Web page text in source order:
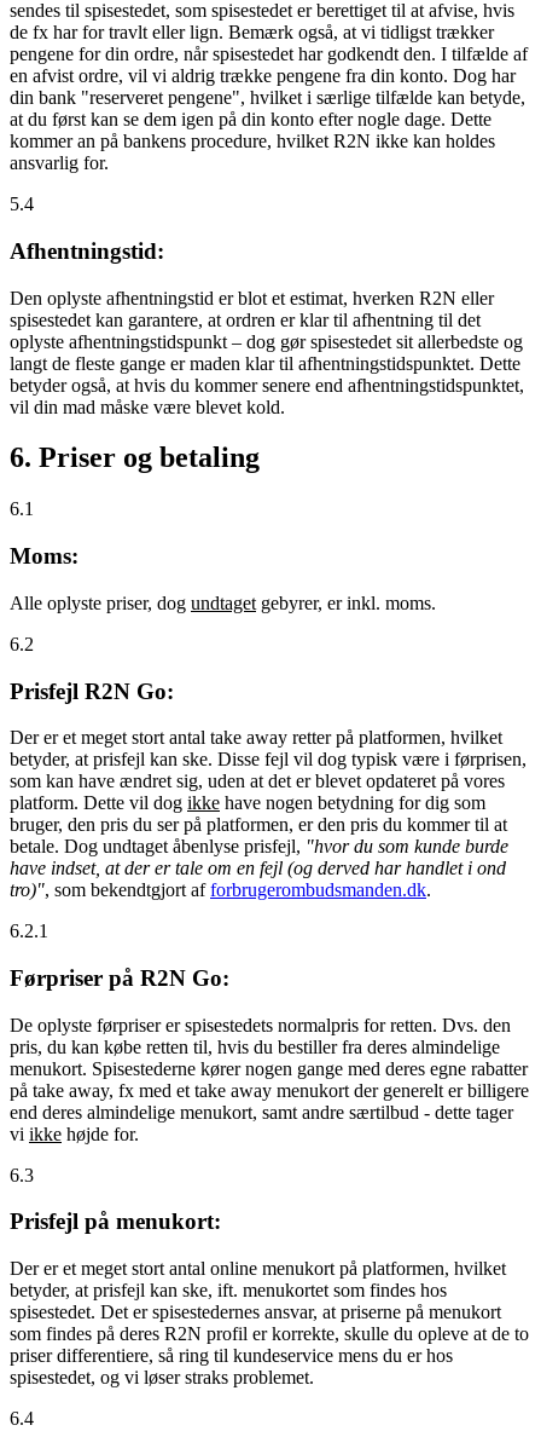
sendes til spisestedet, som spisestedet er berettiget til at afvise, hvis
de fx har for travlt eller lign. Bemærk også, at vi tidligst trækker
pengene for din ordre, når spisestedet har godkendt den. I tilfælde af
en afvist ordre, vil vi aldrig trække pengene fra din konto. Dog har
din bank "reserveret pengene", hvilket i særlige tilfælde kan betyde,
at du først kan se dem igen på din konto efter nogle dage. Dette
kommer an på bankens procedure, hvilket R2N ikke kan holdes
ansvarlig for.
5.4
Afhentningstid:
Den oplyste afhentningstid er blot et estimat, hverken R2N eller
spisestedet kan garantere, at ordren er klar til afhentning til det
oplyste afhentningstidspunkt – dog gør spisestedet sit allerbedste og
langt de fleste gange er maden klar til afhentningstidspunktet. Dette
betyder også, at hvis du kommer senere end afhentningstidspunktet,
vil din mad måske være blevet kold.
6. Priser og betaling
6.1
Moms:
Alle oplyste priser, dog undtaget gebyrer, er inkl. moms.
6.2
Prisfejl R2N Go:
Der er et meget stort antal take away retter på platformen, hvilket
betyder, at prisfejl kan ske. Disse fejl vil dog typisk være i førprisen,
som kan have ændret sig, uden at det er blevet opdateret på vores
platform. Dette vil dog ikke have nogen betydning for dig som
bruger, den pris du ser på platformen, er den pris du kommer til at
betale. Dog undtaget åbenlyse prisfejl, "hvor du som kunde burde
have indset, at der er tale om en fejl (og derved har handlet i ond
tro)", som bekendtgjort afforbrugerombudsmanden.dk.
6.2.1
Førpriser på R2N Go:
De oplyste førpriser er spisestedets normalpris for retten. Dvs. den
pris, du kan købe retten til, hvis du bestiller fra deres almindelige
menukort. Spisestederne kører nogen gange med deres egne rabatter
på take away, fx med et take away menukort der generelt er billigere
end deres almindelige menukort, samt andre særtilbud - dette tager
vi ikke højde for.
6.3
Prisfejl på menukort:
Der er et meget stort antal online menukort på platformen, hvilket
betyder, at prisfejl kan ske, ift. menukortet som findes hos
spisestedet. Det er spisestedernes ansvar, at priserne på menukort
som findes på deres R2N profil er korrekte, skulle du opleve at de to
priser differentiere, så ring til kundeservice mens du er hos
spisestedet, og vi løser straks problemet.
6.4